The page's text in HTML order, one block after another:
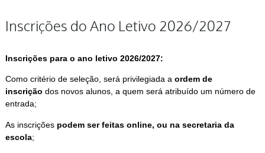
Inscrições do Ano Letivo 2026/2027
Inscrições para o ano letivo 2026/2027:
Como critério de seleção, será privilegiada a ordem de
inscrição dos novos alunos, a quem será atribuído um número de
entrada;
As inscrições podem ser feitas online, ou na secretaria da
escola;